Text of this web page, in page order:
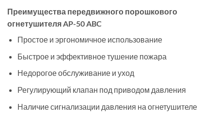
Преимущества передвижного порошкового
огнетушителяAP-50 ABC
Простое и эргономичное использование
Быстрое и эффективное тушение пожара
Недорогое обслуживание и уход
Регулирующий клапан под приводом давления
Наличие сигнализации давления на огнетушителе